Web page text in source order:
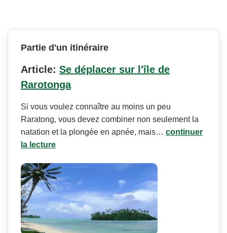
Partie d'un itinéraire
Article: Se déplacer sur l'île de
Rarotonga
Si vous voulez connaître au moins un peu
Raratong, vous devez combiner non seulement la
natation et la plongée en apnée, mais… continuer
la lecture